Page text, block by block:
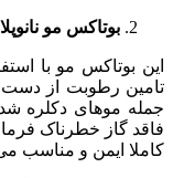
بوتاکس مو
این بوتاکس مو با
تامین رطوبت از دست
جمله موهای دکلره
فاقد گاز خطرناک
کاملا ایمن و مناسب